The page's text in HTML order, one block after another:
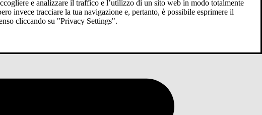
e analizzare il traffico e l’utilizzo di un sito web in modo totalmente
invece tracciare la tua navigazione e, pertanto, è possibile esprimere il
cliccando su "Privacy Settings".